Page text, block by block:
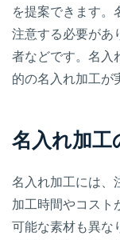
を提案できます。
注意する必要があ
者などです。名入
的の名入れ加工が
名入れ加工
名入れ加工には、
加工時間やコスト
可能な素材も異な